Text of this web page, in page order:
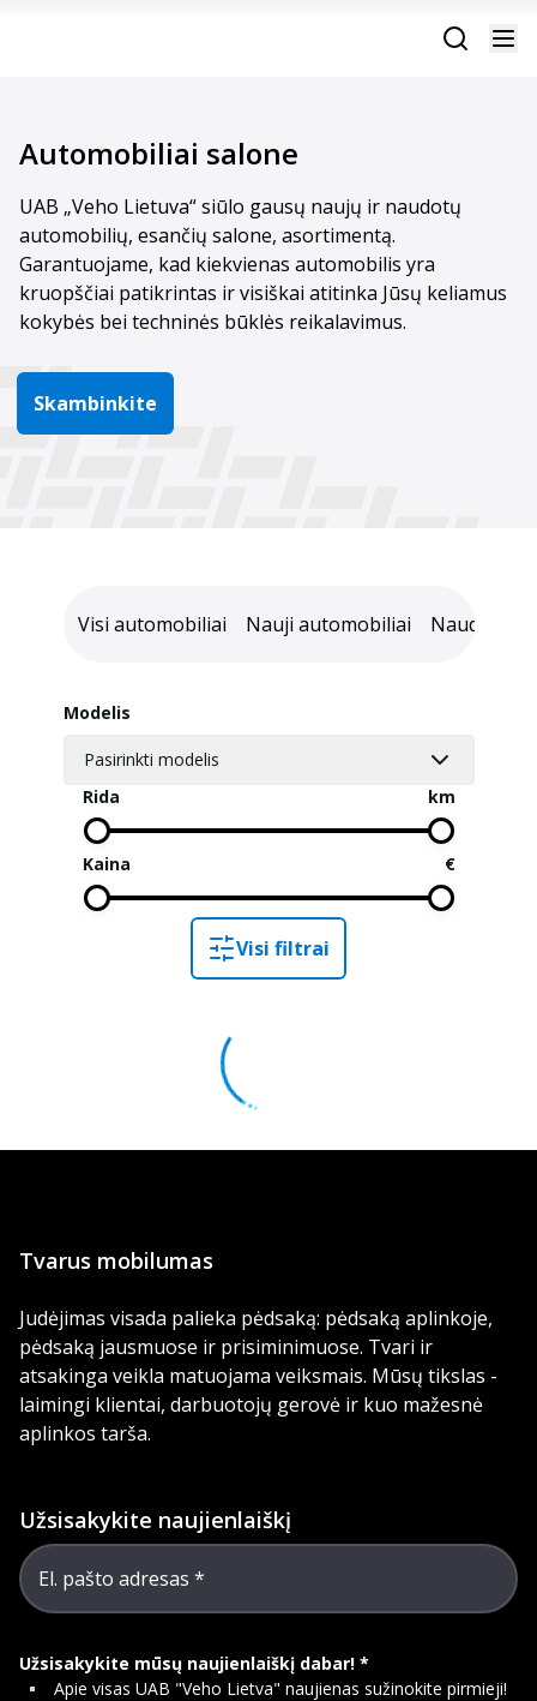
Automobiliai salone
UAB „Veho Lietuva“ siūlo gausų naujų ir naudotų
automobilių, esančių salone, asortimentą.
Garantuojame, kad kiekvienas automobilis yra
kruopščiai patikrintas ir visiškai atitinka Jūsų keliamus
kokybės bei techninės būklės reikalavimus.
Skambinkite
Visi automobiliai Nauji automobiliai Naudoti
Modelis
Pasirinkti modelis
Rida
km
Kaina €
Visi filtrai
Tvarus mobilumas
Judėjimas visada palieka pėdsaką: pėdsaką aplinkoje,
pėdsaką jausmuose ir prisiminimuose. Tvari ir
atsakinga veikla matuojama veiksmais. Mūsų tikslas -
laimingi klientai, darbuotojų gerovė ir kuo mažesnė
aplinkos tarša.
Užsisakykite naujienlaiškį
El. pašto adresas
Užsisakykite mūsų naujienlaiškį dabar!
Apie visas UAB "Veho Lietva" naujienas sužinokite pirmieji!